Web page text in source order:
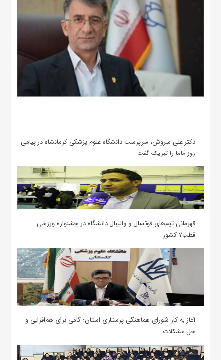
دکتر علی سروش، سرپرست دانشگاه علوم پزشکی کرمانشاه در پیامی
روز ماما را تبریک گفت
قهرمانی تیم‌های فوتسال و والیبال دانشگاه در جشنواره ورزشی
قطب۷ کشور
آغاز به کار شورای هماهنگی پرستاری استان؛ گامی برای هم‌افزایی و
حل مشکلات